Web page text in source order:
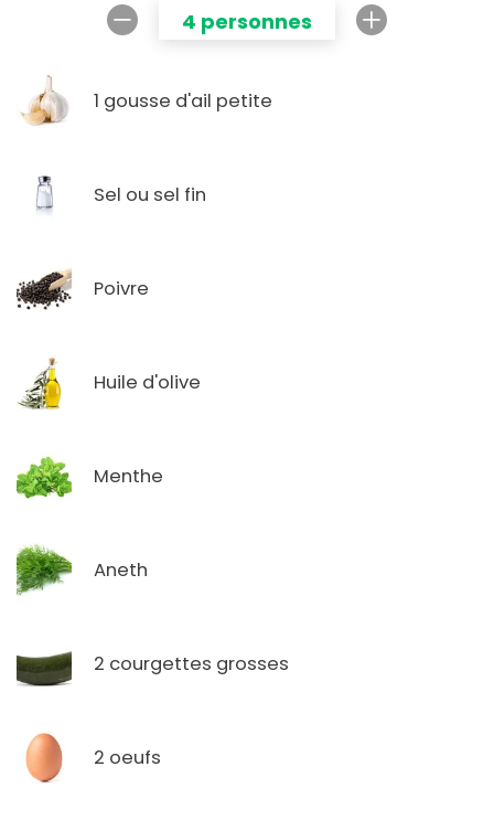
4 personnes
1 gousse d'ail petite
Sel ou sel fin
Poivre
Huile d'olive
Menthe
Aneth
2 courgettes grosses
2 oeufs